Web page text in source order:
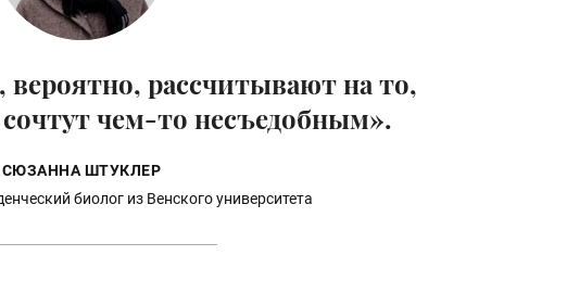
рассчитывают на то,
чем-то несъедобным».
СЮЗАННА ШТУКЛЕР
биолог из Венского университета